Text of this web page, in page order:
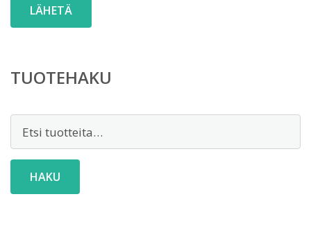
TUOTEHAKU
HAKU